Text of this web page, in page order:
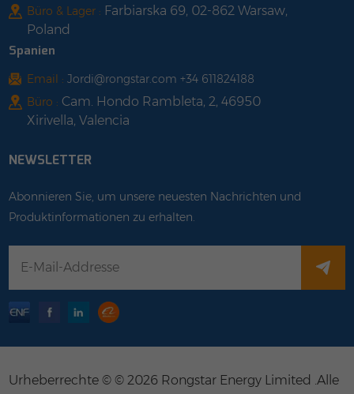
Büro & Lager : Farbiarska 69, 02-862 Warsaw,
Poland
Spanien
Email : Jordi@rongstar.com +34 611824188
Büro : Cam. Hondo Rambleta, 2, 46950
Xirivella, Valencia
NEWSLETTER
Abonnieren Sie, um unsere neuesten Nachrichten und
Produktinformationen zu erhalten.
Urheberrechte © © 2026 Rongstar Energy Limited .Alle